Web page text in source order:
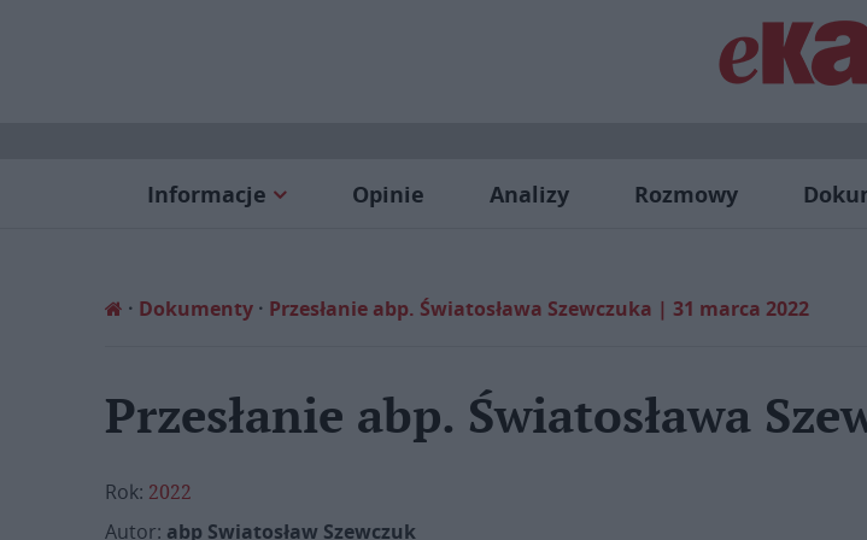
Informacje Opinie Analizy Rozmowy
Dokumenty Przesłanie abp. Światosława Szewczuka | 31 marca 2022
Przesłanie abp. Światosława
Rok: 2022
Autor: abp Swiatosław Szewczuk